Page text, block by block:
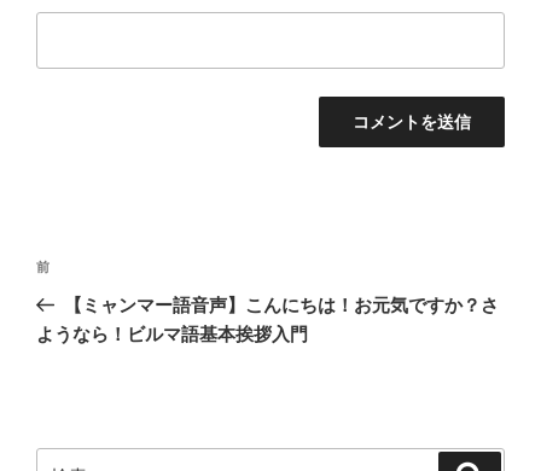
投
ナ
シ
過
去
の
前
【ミャンマー語音声】こんにちは！お元気ですか？さ
ようなら！ビルマ語基本挨拶入門